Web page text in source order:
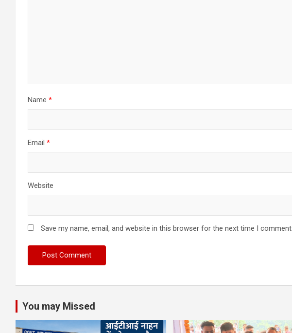
Name *
Email *
Website
Save my name, email, and website in this browser for the next time I comment.
You may Missed